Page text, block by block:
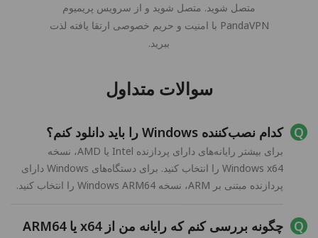
متصل شوید. متصل شوید و از سرویس پریمیوم
PandaVPN با امنیت و حریم خصوصی ارتقا یافته لذت
ببرید.
سوالات متداول
کدام نصب‌کننده Windows را باید دانلود کنم؟
برای بیشتر رایانه‌های دارای پردازنده Intel یا AMD، نسخه
Windows x64 را انتخاب کنید. برای دستگاه‌های Windows دارای
پردازنده مبتنی بر ARM، نسخه Windows ARM64 را انتخاب کنید.
چگونه بررسی کنم که رایانه من از x64 یا ARM64